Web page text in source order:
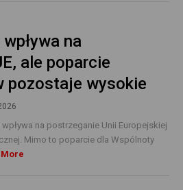
na
ale poparcie
pozostaje wysokie
na postrzeganie Unii Europejskiej
Mimo to poparcie dla Wspólnoty
More